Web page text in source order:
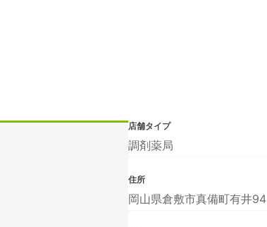
店舗タイプ
調剤薬局
住所
岡山県倉敷市真備町有井94